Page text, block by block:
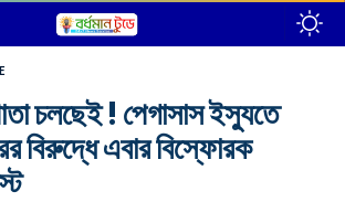
চলছেই ! পেগাসাস ইস্যুতে
বিরুদ্ধে এবার বিস্ফোরক